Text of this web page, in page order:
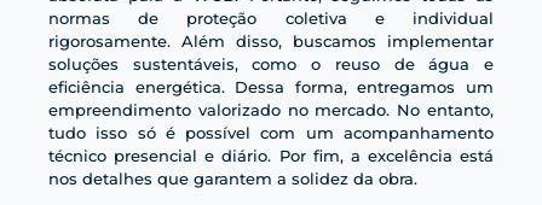
normas de proteção coletiva e individual
rigorosamente. Além disso, buscamos implementar
soluções sustentáveis, como o reuso de água e
eficiência energética. Dessa forma, entregamos um
empreendimento valorizado no mercado. No entanto,
tudo isso só é possível com um acompanhamento
técnico presencial e diário. Por fim, a excelência está
nos detalhes que garantem a solidez da obra.